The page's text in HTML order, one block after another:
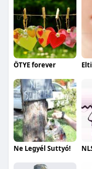
ÖTYE forever
Ne Legyél Suttyó!